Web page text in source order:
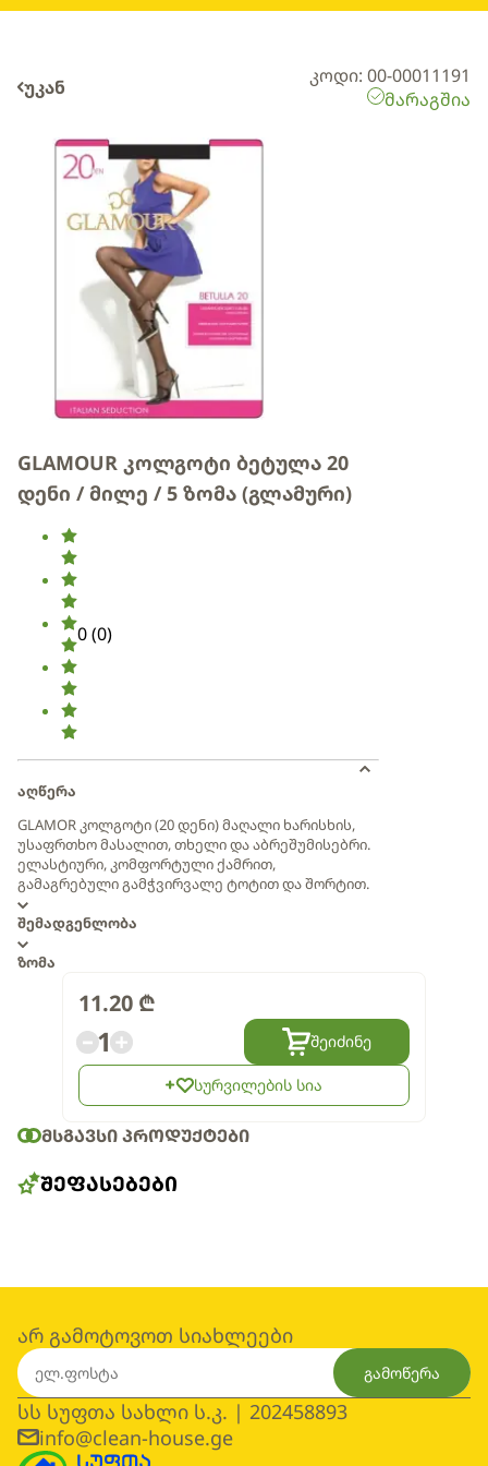
უკან
კოდი: 00-00011191
მარაგშია
GLAMOUR კოლგოტი ბეტულა 20
დენი / მილე / 5 ზომა (გლამური)
0(0)
აღწერა
GLAMOR კოლგოტი (20 დენი) მაღალი ხარისხის,
უსაფრთხო მასალით, თხელი და აბრეშუმისებრი.
ელასტიური, კომფორტული ქამრით,
გამაგრებული გამჭვირვალე ტოტით და შორტით.
შემადგენლობა
ზომა
11.20 ₾
1 შეიძინე
სურვილების სია
ᲛᲡᲒᲐᲕᲡᲘ ᲞᲠᲝᲓᲣᲥᲢᲔᲑᲘ
ᲨᲔᲤᲐᲡᲔᲑᲔᲑᲘ
არ გამოტოვოთ სიახლეები
გამოწერა
სს სუფთა სახლი ს.კ. | 202458893
info@clean-house.ge